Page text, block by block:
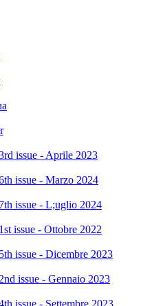
issue - Aprile 2023
issue - Marzo 2024
issue - L;uglio 2024
issue - Ottobre 2022
issue - Dicembre 2023
issue - Gennaio 2023
issue - Settembre 2023